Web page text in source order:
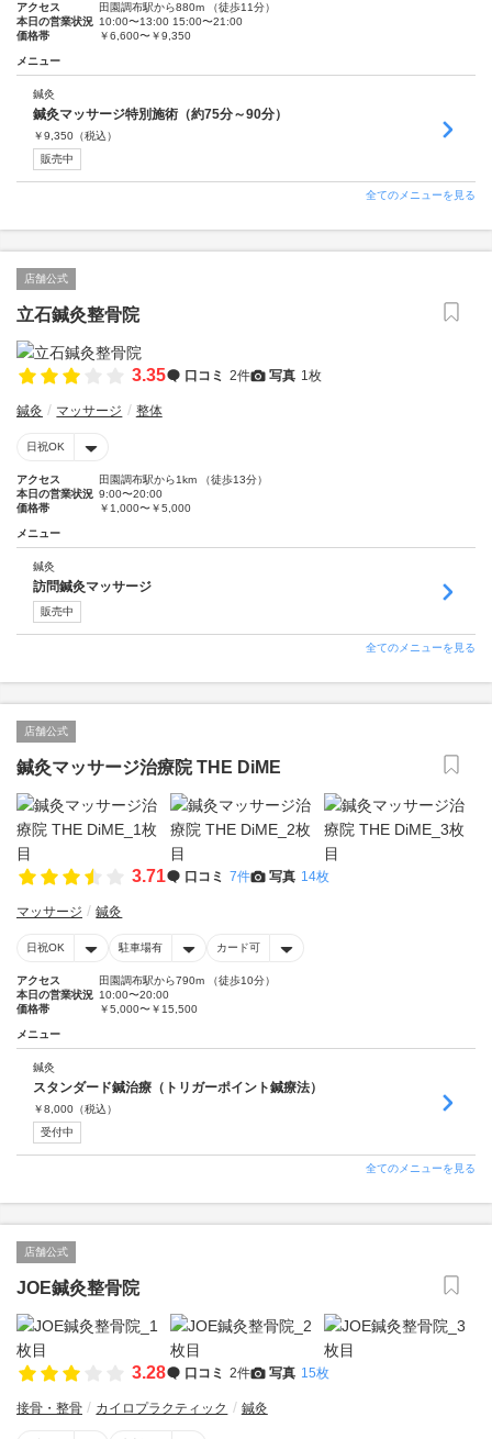
アクセス
田園調布駅から880m （徒歩11分）
本日の営業状況 10:00〜13:00 15:00〜21:00
価格帯
￥6,600〜￥9,350
メニュー
鍼灸
鍼灸マッサージ特別施術（約75分～90分）
￥9,350 （税込）
販売中
全てのメニューを見る
店舗公式
立石鍼灸整骨院
3.35 口コミ 2件 写真 1枚
鍼灸 マッサージ 整体
日祝OK
アクセス
田園調布駅から1km （徒歩13分）
本日の営業状況 9:00〜20:00
価格帯
￥1,000〜￥5,000
メニュー
鍼灸
訪問鍼灸マッサージ
販売中
全てのメニューを見る
店舗公式
鍼灸マッサージ治療院 THE DiME
3.71 口コミ 7件 写真 14枚
マッサージ 鍼灸
日祝OK 駐車場有 カード可
アクセス
田園調布駅から790m （徒歩10分）
本日の営業状況 10:00〜20:00
価格帯
￥5,000〜￥15,500
メニュー
鍼灸
スタンダード鍼治療（トリガーポイント鍼療法）
￥8,000 （税込）
受付中
全てのメニューを見る
店舗公式
JOE鍼灸整骨院
3.28 口コミ 2件 写真 15枚
接骨・整骨 カイロプラクティック 鍼灸